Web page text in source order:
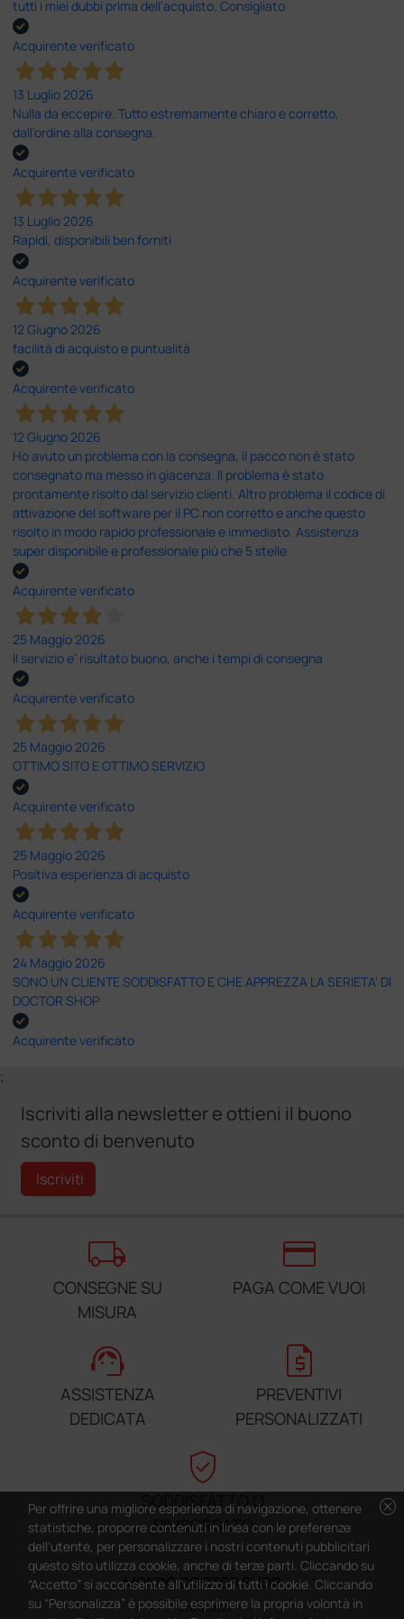
tutti i miei dubbi prima dell'acquisto. Consigliato
Acquirente verificato
13 Luglio 2026
Nulla da eccepire. Tutto estremamente chiaro e corretto,
dall’ordine alla consegna.
Acquirente verificato
13 Luglio 2026
Rapidi, disponibili ben forniti
Acquirente verificato
12 Giugno 2026
facilità di acquisto e puntualità
Acquirente verificato
12 Giugno 2026
Ho avuto un problema con la consegna, il pacco non è stato
consegnato ma messo in giacenza. Il problema è stato
prontamente risolto dal servizio clienti. Altro problema il codice di
attivazione del software per il PC non corretto e anche questo
risolto in modo rapido professionale e immediato. Assistenza
super disponibile e professionale più che 5 stelle
Acquirente verificato
25 Maggio 2026
Il servizio e’ risultato buono, anche i tempi di consegna
Acquirente verificato
25 Maggio 2026
OTTIMO SITO E OTTIMO SERVIZIO
Acquirente verificato
25 Maggio 2026
Positiva esperienza di acquisto
Acquirente verificato
24 Maggio 2026
SONO UN CLIENTE SODDISFATTO E CHE APPREZZA LA SERIETA' DI
DOCTOR SHOP
Acquirente verificato
;
Iscriviti alla newsletter e ottieni il buono
sconto di benvenuto
Iscriviti
local_shipping
CONSEGNE SU
MISURA
credit_card
PAGA COME VUOI
support_agent
ASSISTENZA
DEDICATA
request_quote
PREVENTIVI
PERSONALIZZATI
verified_user
SODDISFATTO O
RIMBORSATO
MONDO DOCTOR SHOP
Chi siamo
cancel
Per offrire una migliore esperienza di navigazione, ottenere
statistiche, proporre contenuti in linea con le preferenze
dell'utente, per personalizzare i nostri contenuti pubblicitari
questo sito utilizza cookie, anche di terze parti. Cliccando su
“Accetto” si acconsente all'utilizzo di tutti i cookie. Cliccando
su “Personalizza” è possibile esprimere la propria volontà in